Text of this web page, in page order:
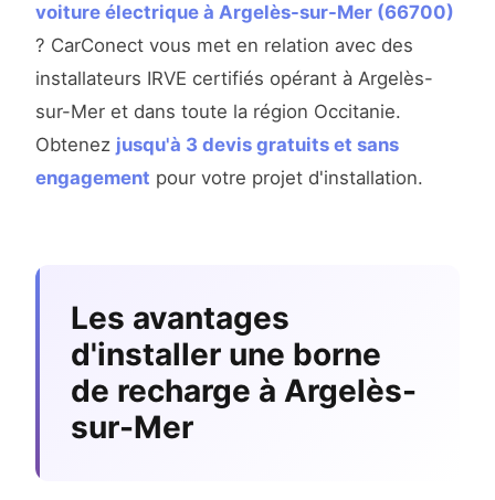
voiture électrique à Argelès-sur-Mer (66700)
? CarConect vous met en relation avec des
installateurs IRVE certifiés opérant à Argelès-
sur-Mer et dans toute la région Occitanie.
Obtenez jusqu'à 3 devis gratuits et sans
engagement pour votre projet d'installation.
Les avantages
d'installer une borne
de recharge à Argelès-
sur-Mer